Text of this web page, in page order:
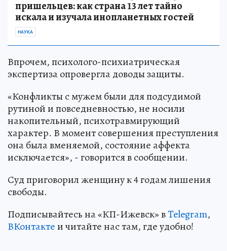
пришельцев: как страна 13 лет тайно
искала и изучала инопланетных гостей
НАУКА
Впрочем, психолого-психиатрическая
экспертиза опровергла доводы защиты.
«Конфликты с мужем были для подсудимой
рутиной и повседневностью, не носили
накопительный, психотравмирующий
характер. В момент совершения преступления
она была вменяемой, состояние аффекта
исключается», - говорится в сообщении.
Суд приговорил женщину к 4 годам лишения
свободы.
Подписывайтесь на «КП-Ижевск» вTelegram,
ВКонтактеи читайте нас там, где удобно!